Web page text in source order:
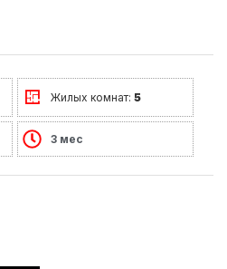
Жилых комнат: 5
3 мес